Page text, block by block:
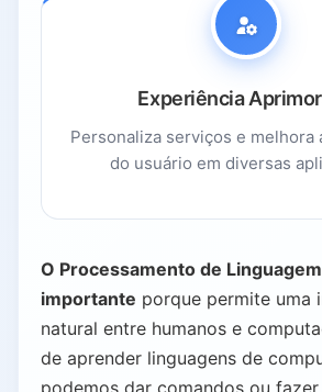
Experiência
Personaliza serviços e melhora
do usuário em diversas
O Processamento de
importante porque permite uma
natural entre humanos e
de aprender linguagens de